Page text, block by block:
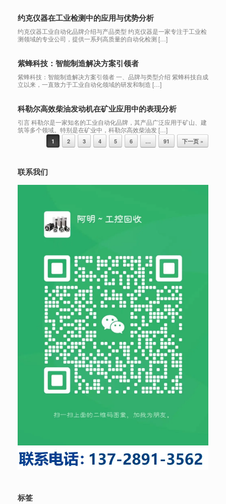
约克仪器在工业检测中的应用与优势分析
约克仪器工业自动化品牌介绍与产品类型 约克仪器是一家专注于工业检
测领域的专业公司，提供一系列高质量的自动化检测 […]
紫蜂科技：智能制造解决方案引领者
紫蜂科技：智能制造解决方案引领者 一、品牌与类型介绍 紫蜂科技自成
立以来，一直致力于工业自动化领域的研发和制造 […]
科勒尔高效柴油发动机在矿业应用中的表现分析
引言 科勒尔是一家知名的工业自动化品牌，其产品广泛应用于矿山、建
筑等多个领域。特别是在矿业中，科勒尔高效柴油发 […]
Post navigation
1 2 3 4 5 6 … 91 下一页 »
联系我们
标签